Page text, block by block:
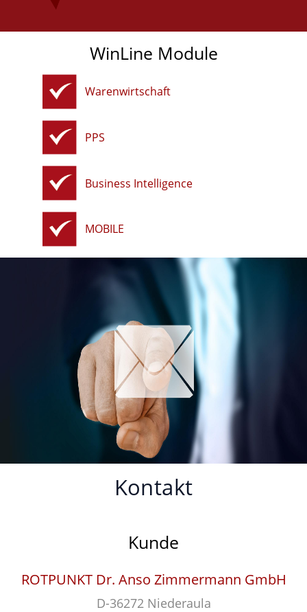
WinLine Module
Warenwirtschaft
PPS
Business Intelligence
MOBILE
Kontakt
Kunde
ROTPUNKT Dr. Anso Zimmermann GmbH
D-36272 Niederaula